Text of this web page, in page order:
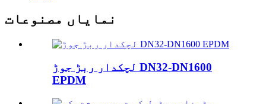
نمایاں مصنوعات
لچکدار ربڑ جوڑ DN32-DN1600
EPDM